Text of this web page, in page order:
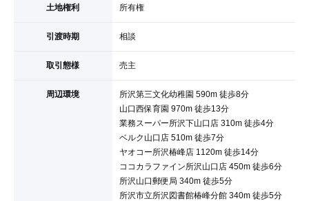
土地権利 所有権
引渡時期 相談
取引態様 売主
周辺環境
所沢第三文化幼稚園 590m 徒歩8分
山口西保育園 970m 徒歩13分
業務スーパー所沢下山口店 310m 徒歩4分
ベルク山口店 510m 徒歩7分
ヤオコー所沢椿峰店 1120m 徒歩14分
ココカラファイン所沢山口店 450m 徒歩6分
所沢山口郵便局 340m 徒歩5分
所沢市立所沢図書館椿峰分館 340m 徒歩5分